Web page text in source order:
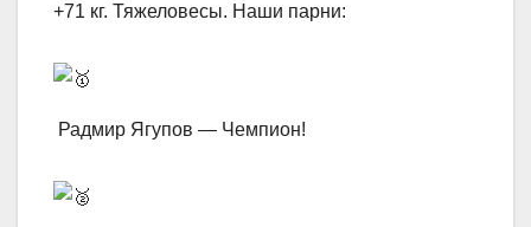
+71 кг. Тяжеловесы. Наши парни:
Радмир Ягупов — Чемпион!